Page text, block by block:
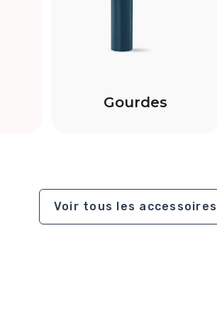
Gourdes
Voir tous les accessoires